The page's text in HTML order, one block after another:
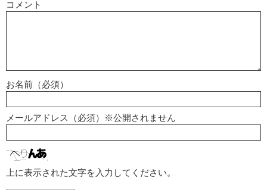
コメント
お名前（必須）
メールアドレス（必須）※公開されません
上に表示された文字を入力してください。